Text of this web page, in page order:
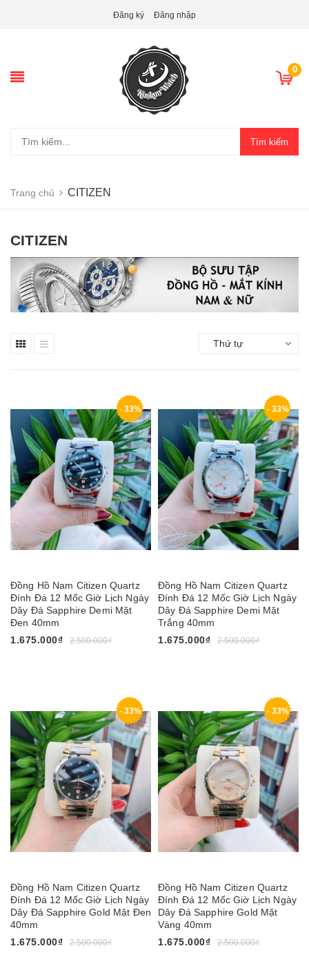
Đăng ký Đăng nhập
0
Tìm kiếm
Trang chủ CITIZEN
CITIZEN
Thứ tự
- 33%
Đồng Hồ Nam Citizen Quartz
Đính Đá 12 Mốc Giờ Lịch Ngày
Dây Đá Sapphire Demi Mặt
Đen 40mm
1.675.000₫
2.500.000₫
- 33%
Đồng Hồ Nam Citizen Quartz
Đính Đá 12 Mốc Giờ Lịch Ngày
Dây Đá Sapphire Demi Mặt
Trắng 40mm
1.675.000₫
2.500.000₫
- 33%
Đồng Hồ Nam Citizen Quartz
Đính Đá 12 Mốc Giờ Lịch Ngày
Dây Đá Sapphire Gold Mặt Đen
40mm
1.675.000₫
2.500.000₫
- 33%
Đồng Hồ Nam Citizen Quartz
Đính Đá 12 Mốc Giờ Lịch Ngày
Dây Đá Sapphire Gold Mặt
Vàng 40mm
1.675.000₫
2.500.000₫